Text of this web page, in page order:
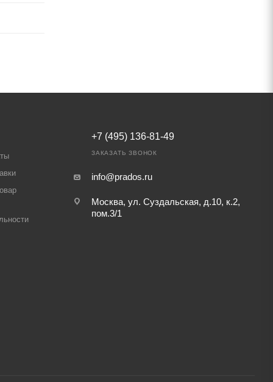
+7 (495) 136-81-49
ЗАКАЗАТЬ ЗВОНОК
info@prados.ru
Москва, ул. Суздальская, д.10, к.2,
пом.3/1